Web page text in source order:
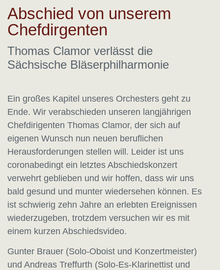
Abschied von unserem
Chefdirgenten
Thomas Clamor verlässt die
Sächsische Bläserphilharmonie
Ein großes Kapitel unseres Orchesters geht zu
Ende. Wir verabschieden unseren langjährigen
Chefdirigenten Thomas Clamor, der sich auf
eigenen Wunsch nun neuen beruflichen
Herausforderungen stellen will. Leider ist uns
coronabedingt ein letztes Abschiedskonzert
verwehrt geblieben und wir hoffen, dass wir uns
bald gesund und munter wiedersehen können. Es
ist schwierig zehn Jahre an erlebten Ereignissen
wiederzugeben, trotzdem versuchen wir es mit
einem kurzen Abschiedsvideo.
Gunter Brauer (Solo-Oboist und Konzertmeister)
und Andreas Treffurth (Solo-Es-Klarinettist und